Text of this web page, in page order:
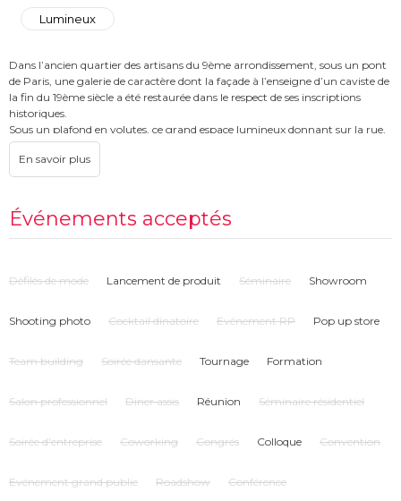
Lumineux
Dans l’ancien quartier des artisans du 9ème arrondissement, sous un pont
de Paris, une galerie de caractère dont la façade à l’enseigne d’un caviste de
la fin du 19ème siècle a été restaurée dans le respect de ses inscriptions
historiques.
Sous un plafond en volutes, ce grand espace lumineux donnant sur la rue,
également muni d’un système d’éclairage de facture italienne conçu
spécialement pour les musées, est idéal avec son sol couleur sable en béton
ciré pour expositions, boutiques éphémères, prises de vues, show-room,
qui l’accompagnent : un bureau attenant, confortable et très clair lui-aussi
du fait de sa large baie vitrée, et au fond un espace de stockage pouvant
servir de dressing-room.
Événements acceptés
Défilés de mode Lancement de produit Séminaire Showroom
Shooting photo Cocktail dînatoire Evénement RP Pop up store
Team building Soirée dansante Tournage Formation
Salon professionnel Diner assis Réunion Séminaire résidentiel
Soirée d'entreprise Coworking Congrés Colloque Convention
Evénement grand public Roadshow Conférence